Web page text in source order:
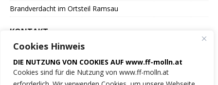
Cookies Hinweis
DIE NUTZUNG VON COOKIES AUF www.ff-molln.at
Cookies sind für die Nutzung von www.ff-molln.at
Brandverdacht im Ortsteil Ramsau
KONTAKT
der Marktgemeinde Molln